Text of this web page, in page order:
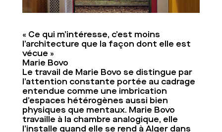
« Ce qui m’intéresse, c’est moins
l’architecture que la façon dont elle est
vécue »
Marie Bovo
Le travail de Marie Bovo se distingue par
l’attention constante portée au cadrage
entendue comme une imbrication
d’espaces hétérogènes aussi bien
physiques que mentaux. Marie Bovo
travaille à la chambre analogique, elle
l’installe quand elle se rend à Alger dans